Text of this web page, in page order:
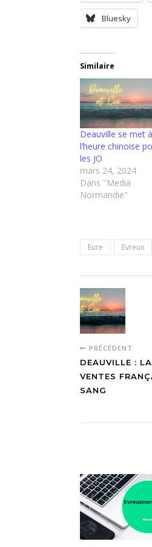
Bluesky
Similaire
Deauville se met à
l’heure chinoise
les JO
mars 24, 2024
Dans "Media
Normandie"
Eure Evreux
PRÉCÉDENT
DEAUVILLE :
VENTES
SANG